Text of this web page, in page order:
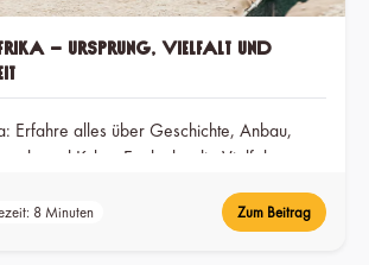
– Ursprung, Vielfalt und
Erfahre alles über Geschichte, Anbau,
und Kultur. Entdecke die Vielfalt
8 Minuten Zum Beitrag